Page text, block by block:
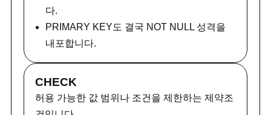
다.
PRIMARY KEY도 결국 NOT NULL 성격을
내포합니다.
CHECK
허용 가능한 값 범위나 조건을 제한하는 제약조